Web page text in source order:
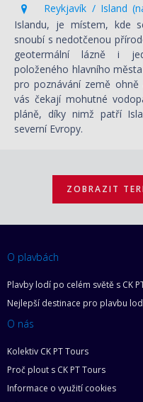
Reykjavík / Island
Islandu, je místem, kde
snoubí s nedotčenou
geotermální lázně i
položeného hlavního
pro poznávání země
vás čekají mohutné
pláně, díky nimž patří
severní Evropy.
ZOBRAZIT
O plavbách
Plavby lodí po celém světě s CK
Nejlepší destinace pro plavbu
O nás
Kolektiv CK PT Tours
Proč plout s CK PT Tours
Informace o využití cookies